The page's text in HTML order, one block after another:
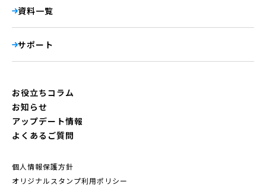
資料一覧
サポート
お役立ちコラム
お知らせ
アップデート情報
よくあるご質問
個人情報保護方針
オリジナルスタンプ利用ポリシー